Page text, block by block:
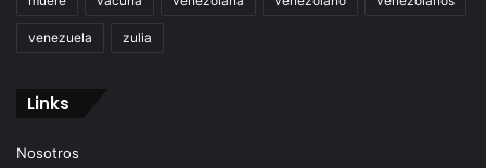
venezuela zulia
Links
Nosotros